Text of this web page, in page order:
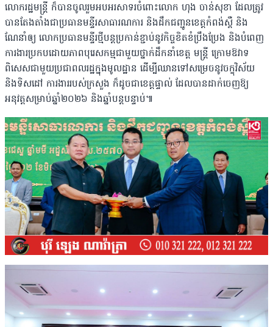
លោករដ្ឋមន្រ្តី ក៏បានចូលរួមអបអរសាទរចំពោះលោក ហុង ចាន់សុខា ដែលត្រូវ
បានតែងតាំងជាប្រធានមន្ទីរសាធារណការ និងដឹកជញ្ជូនខេត្តកំពង់ស្ពឺ និង
ណែនាំឲ្យ លោកប្រធានមន្ទីរថ្មីបន្តប្រកាន់ខ្ជាប់នូវកិច្ចខិតខំប្រឹងប្រែង និងបំពេញ
ការងារប្រកបដោយភាពបុរេសកម្មជាមួយថ្នាក់ដឹកនាំខេត្ត មន្ត្រី ក្រោមឱវាទ
ពិសេសជាមួយប្រជាពលរដ្ឋក្នុងមូលដ្ឋាន ដើម្បីឈានទៅសម្រេចនូវចក្ខុវិស័យ
និងទិសដៅ ការងាររបស់ក្រសួង ក៏ដូចជាខេត្តផ្ទាល់ ដែលបានដាក់ចេញឱ្យ
អនុវត្តសម្រាប់ឆ្នាំ២០២៦ និងឆ្នាំបន្តបន្ទាប់៕